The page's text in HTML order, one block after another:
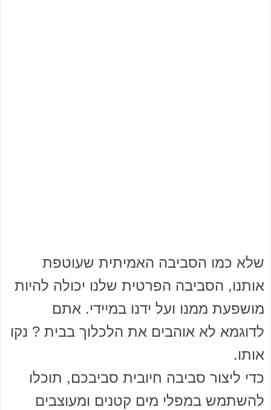
שלא כמו הסביבה האמיתית שעוטפת
אותנו, הסביבה הפרטית שלנו יכולה להיות
מושפעת ממנו ועל ידנו במיידי. אתם
לדוגמא לא אוהבים את הלכלוך בבית ? נקו
אותו.
כדי ליצור סביבה חיובית סביבכם, תוכלו
להשתמש במפלי מים קטנים ומעוצבים